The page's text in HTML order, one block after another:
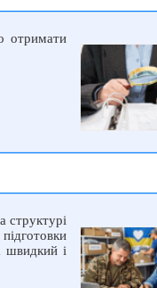
отримати
структурі
швидкий і